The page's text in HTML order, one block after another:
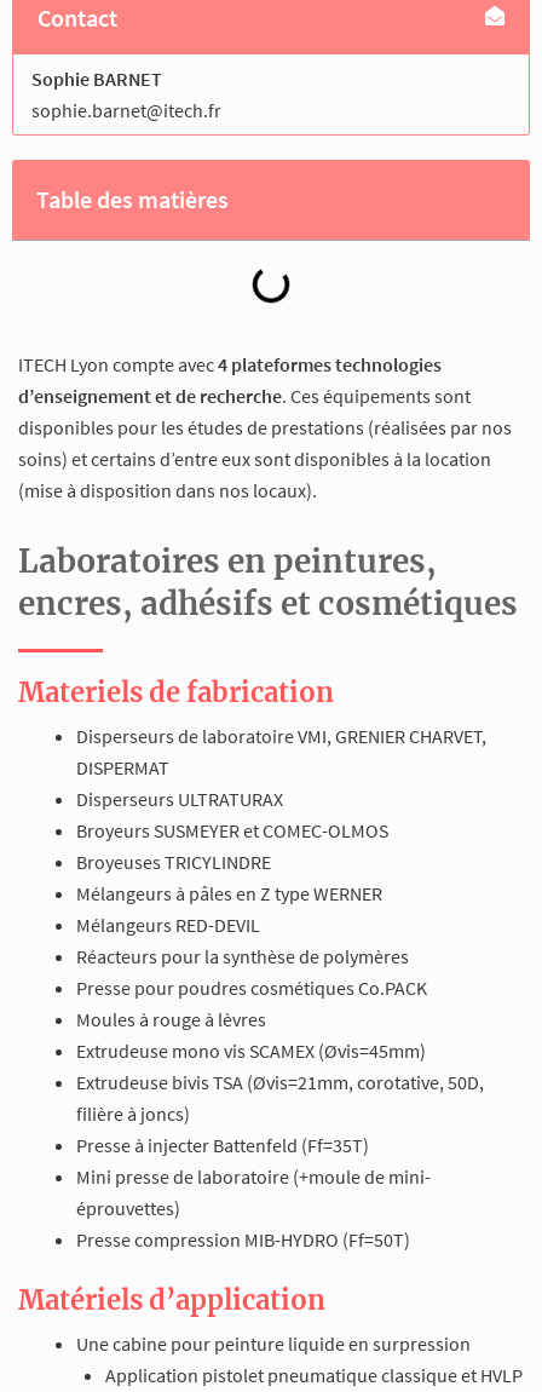
Contact
Sophie BARNET
sophie.barnet@itech.fr
Table des matières
ITECH Lyon compte avec4 plateformes technologies
d’enseignement et de recherche. Ces équipements sont
disponibles pour les études de prestations (réalisées par nos
soins) et certains d’entre eux sont disponibles à la location
(mise à disposition dans nos locaux).
Laboratoires en peintures,
encres, adhésifs et cosmétiques
Materiels de fabrication
Disperseurs de laboratoire VMI, GRENIER CHARVET,
DISPERMAT
Disperseurs ULTRATURAX
Broyeurs SUSMEYER et COMEC-OLMOS
Broyeuses TRICYLINDRE
Mélangeurs à pâles en Z type WERNER
Mélangeurs RED-DEVIL
Réacteurs pour la synthèse de polymères
Presse pour poudres cosmétiques Co.PACK
Moules à rouge à lèvres
Extrudeuse mono vis SCAMEX (Øvis=45mm)
Extrudeuse bivis TSA (Øvis=21mm, corotative, 50D,
filière à joncs)
Presse à injecter Battenfeld (Ff=35T)
Mini presse de laboratoire (+moule de mini-
éprouvettes)
Presse compression MIB-HYDRO (Ff=50T)
Matériels d’application
Une cabine pour peinture liquide en surpression
Application pistolet pneumatique classique et HVLP